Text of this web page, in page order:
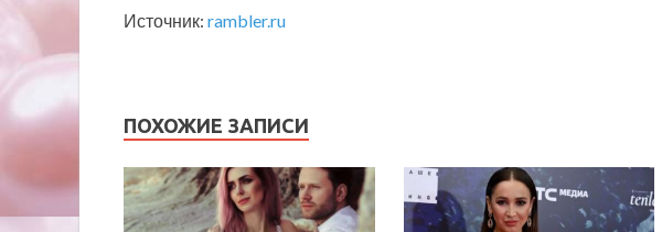
Источник: rambler.ru
ПОХОЖИЕ ЗАПИСИ